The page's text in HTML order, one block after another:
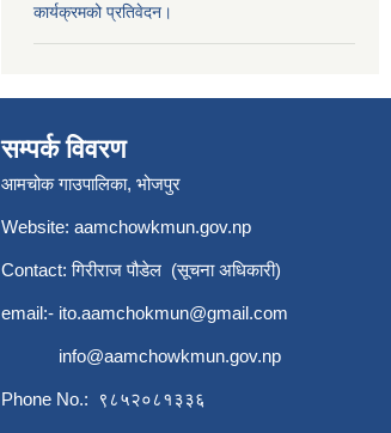
कार्यक्रमको प्रतिवेदन।
सम्पर्क विवरण
आमचोक गाउपालिका, भोजपुर
Website: aamchowkmun.gov.np
Contact: गिरीराज पौडेल (सूचना अधिकारी)
email:- ito.aamchokmun@gmail.com
info@aamchowkmun.gov.np
Phone No.: ९८५२०८१३३६